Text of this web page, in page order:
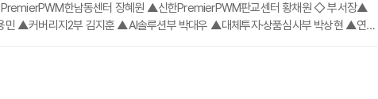
한남동센터 장혜원 ▲신한PremierPWM판교센터 황채원 ◇ 부서장▲
▲커버리지2부 김지훈 ▲AI솔루션부 박대우 ▲대체투자·상품심사부 박상현 ▲연금